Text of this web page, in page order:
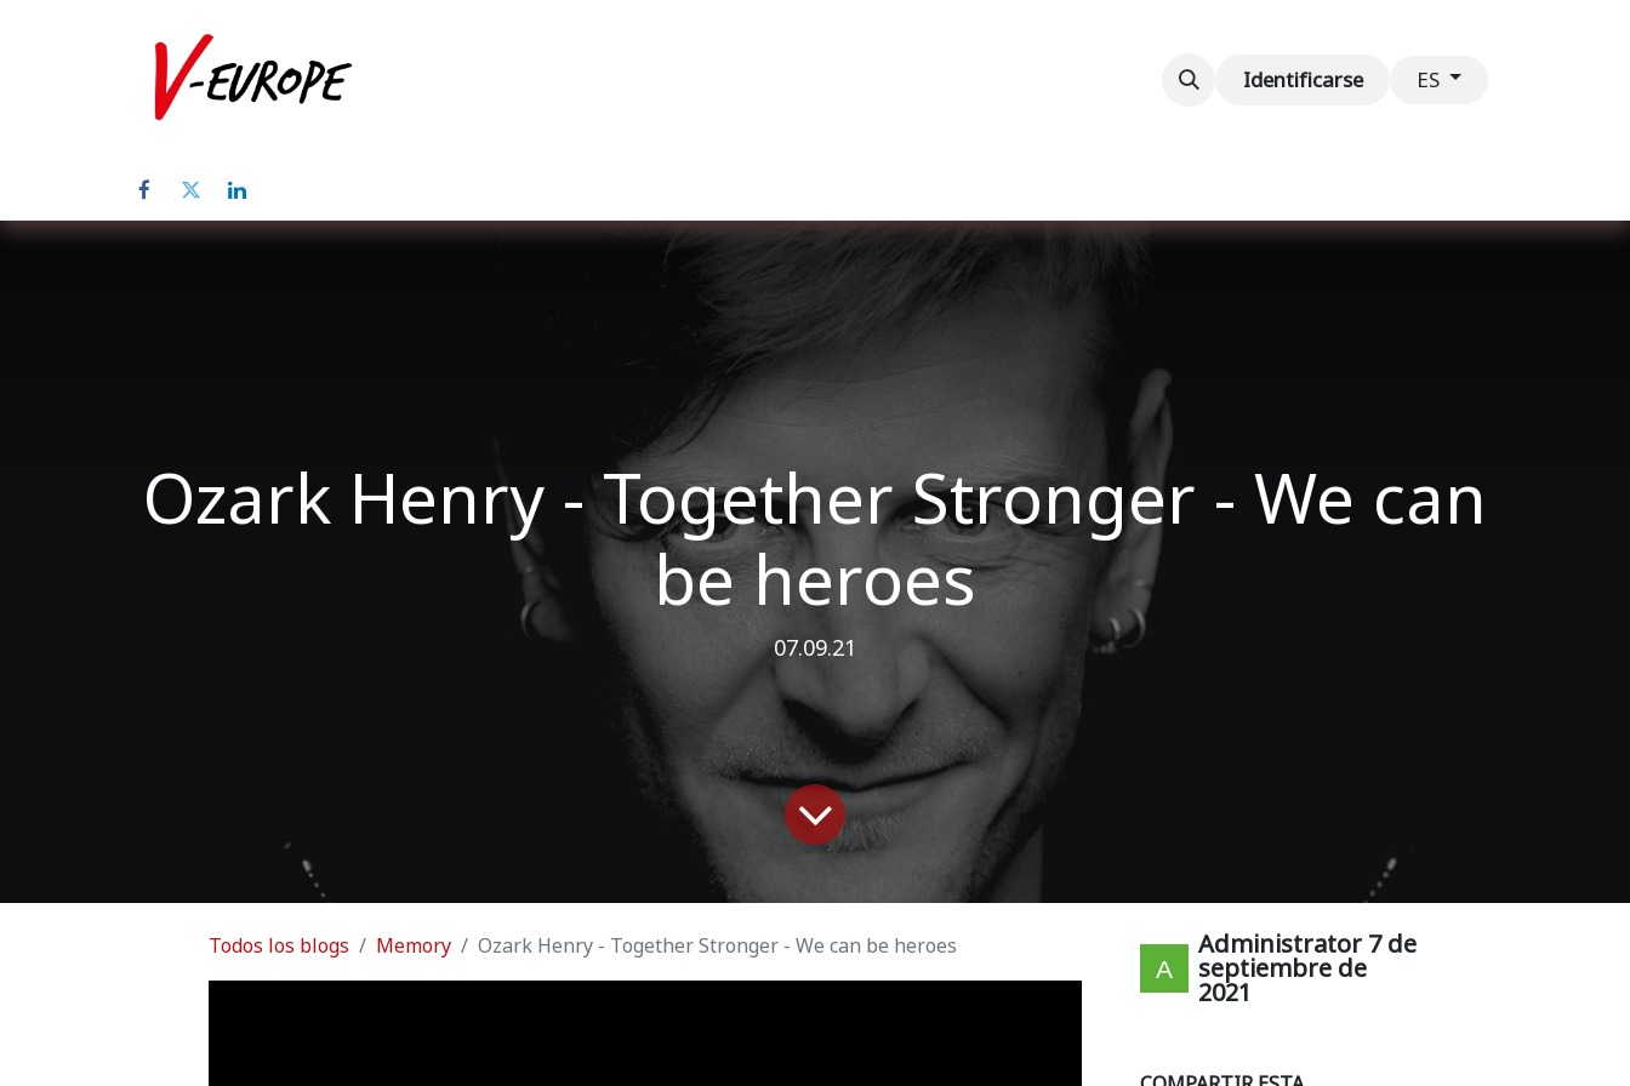
ContáctenosIdentificarse ES
Ozark Henry - Together Stronger - We can
be heroes
07.09.21
Todos los blogs Memory Ozark Henry - Together Stronger - We can be heroes Administrator 7 de
septiembre de
2021